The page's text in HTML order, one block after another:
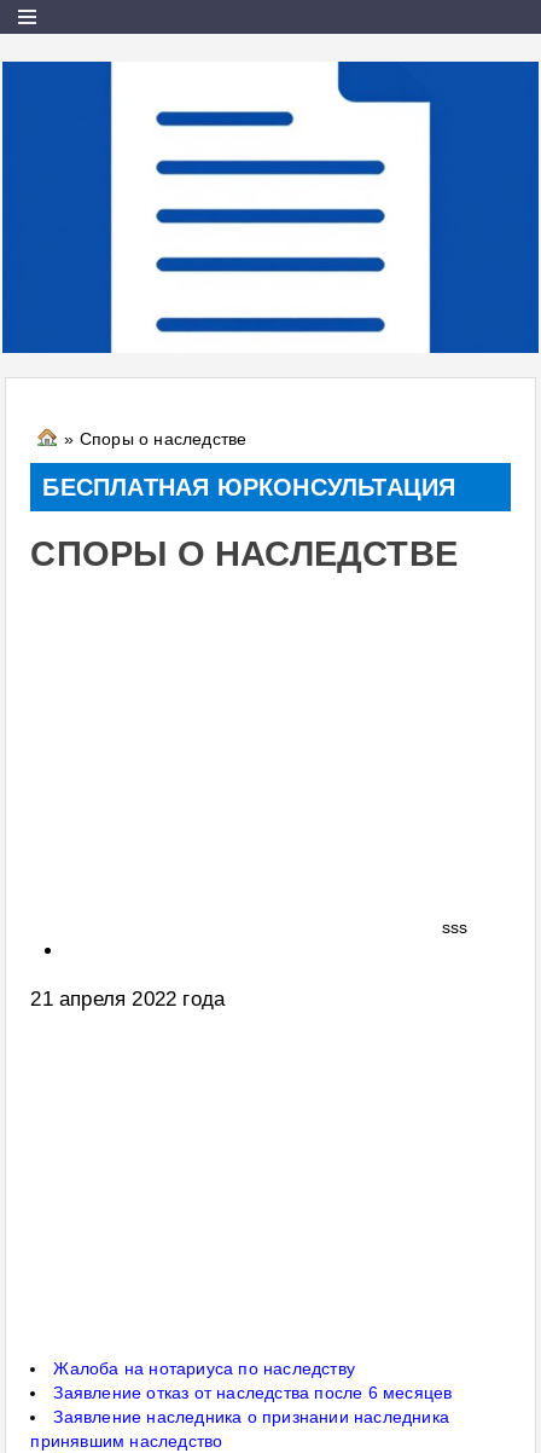
» Споры о наследстве
БЕСПЛАТНАЯ ЮРКОНСУЛЬТАЦИЯ
СПОРЫ О НАСЛЕДСТВЕ
sss
21 апреля 2022 года
Жалоба на нотариуса по наследству
Заявление отказ от наследства после 6 месяцев
Заявление наследника о признании наследника
принявшим наследство